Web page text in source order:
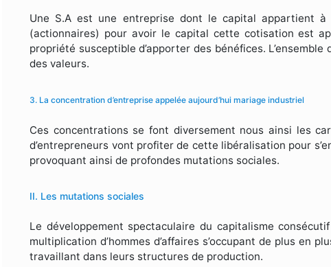
Une S.A est une entreprise dont le capital appartient à
(actionnaires) pour avoir le capital cette cotisation est
propriété susceptible d’apporter des bénéfices.
des valeurs.
3. La concentration d’entreprise appelée aujourd’hui mariage industriel
Ces concentrations se font diversement nous ainsi les
d’entrepreneurs vont profiter de cette libéralisation pour
provoquant ainsi de profondes mutations sociales.
II. Les mutations sociales
Le développement spectaculaire du capitalisme
multiplication d’hommes d’affaires s’occupant de plus en
travaillant dans leurs structures de production.